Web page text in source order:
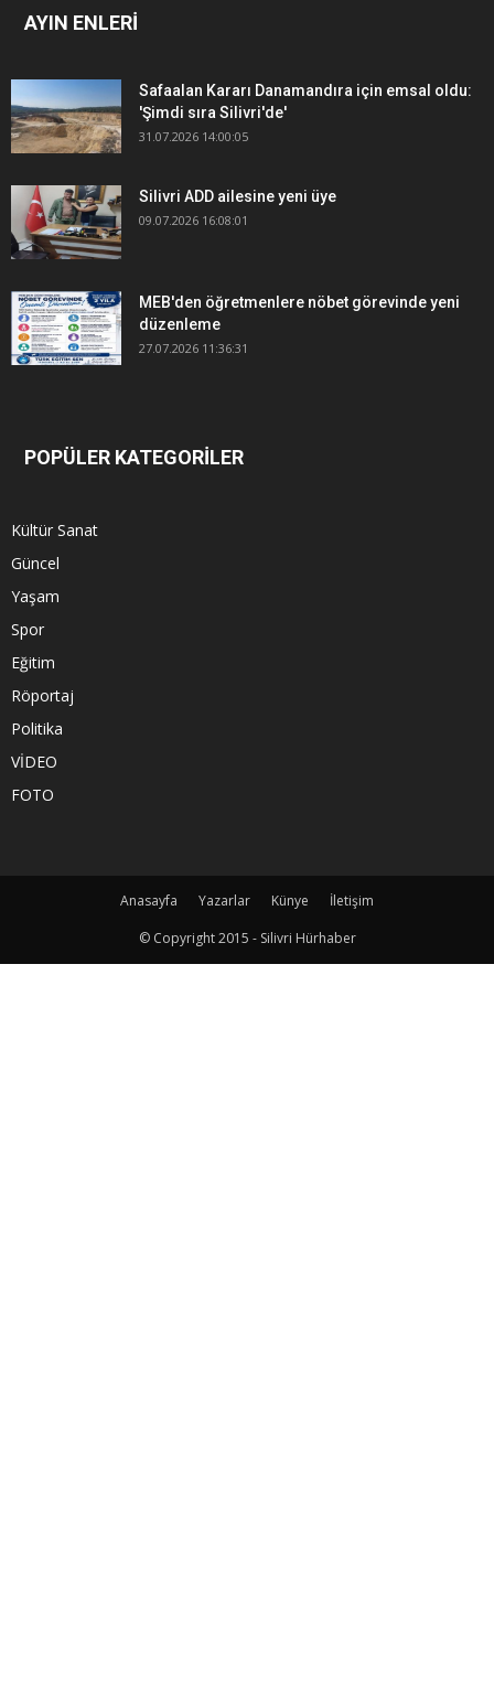
AYIN ENLERİ
Safaalan Kararı Danamandıra için emsal oldu:
'Şimdi sıra Silivri'de'
31.07.2026 14:00:05
Silivri ADD ailesine yeni üye
09.07.2026 16:08:01
MEB'den öğretmenlere nöbet görevinde yeni
düzenleme
27.07.2026 11:36:31
POPÜLER KATEGORİLER
Kültür Sanat
Güncel
Yaşam
Spor
Eğitim
Röportaj
Politika
VİDEO
FOTO
Anasayfa Yazarlar Künye
İletişim
© Copyright 2015 - Silivri Hürhaber